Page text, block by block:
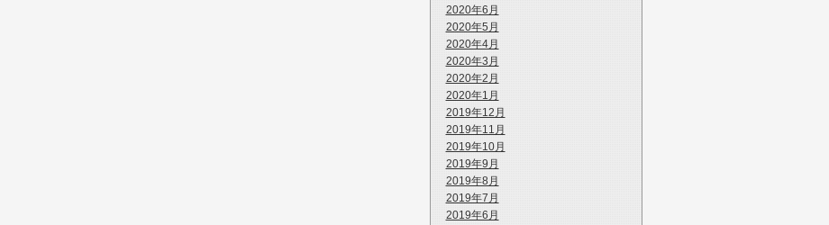
2020年6月
2020年5月
2020年4月
2020年3月
2020年2月
2020年1月
2019年12月
2019年11月
2019年10月
2019年9月
2019年8月
2019年7月
2019年6月